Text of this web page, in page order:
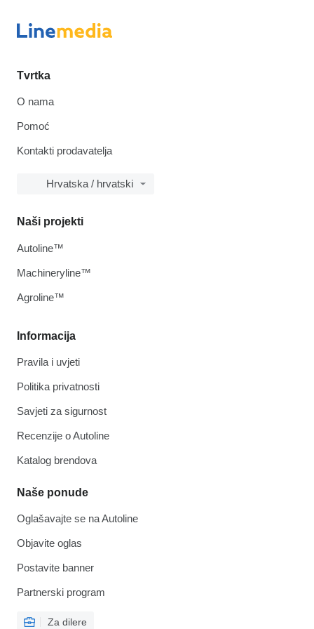
Tvrtka
O nama
Pomoć
Kontakti prodavatelja
Hrvatska / hrvatski
Informacija
Pravila i uvjeti
Politika privatnosti
Savjeti za sigurnost
Recenzije o Autoline
Katalog brendova
Naše ponude
Oglašavajte se na Autoline
Objavite oglas
Postavite banner
Partnerski program
Za dilere
Naši projekti
Autoline™
Machineryline™
Agroline™